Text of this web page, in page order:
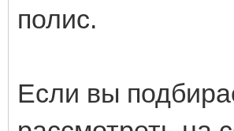
полис.
Если вы